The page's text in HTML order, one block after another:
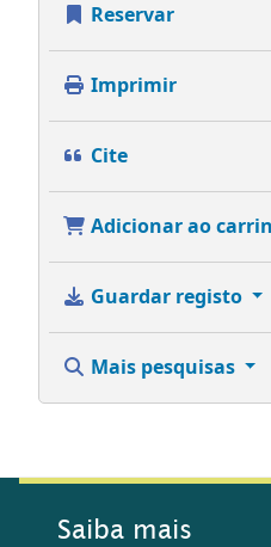
Reservar
Imprimir
Cite
Adicionar ao
Guardar registo
Mais pesquisas
Saiba mais